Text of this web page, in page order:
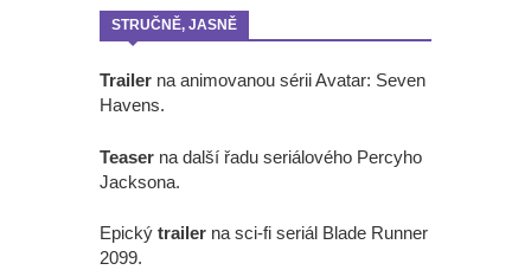
STRUČNĚ, JASNĚ
Trailer na animovanou sérii Avatar: Seven
Havens.
Teaser na další řadu seriálového Percyho
Jacksona.
Epický trailer na sci-fi seriál Blade Runner
2099.